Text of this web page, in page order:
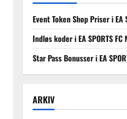
Event Token Shop Priser i EA
Indløs koder i EA SPORTS FC
Star Pass Bonusser i EA
ARKIV